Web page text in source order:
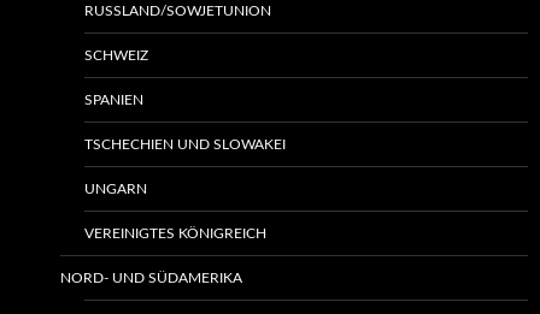
RUSSLAND/SOWJETUNION
SCHWEIZ
SPANIEN
TSCHECHIEN UND SLOWAKEI
UNGARN
VEREINIGTES KÖNIGREICH
NORD- UND SÜDAMERIKA